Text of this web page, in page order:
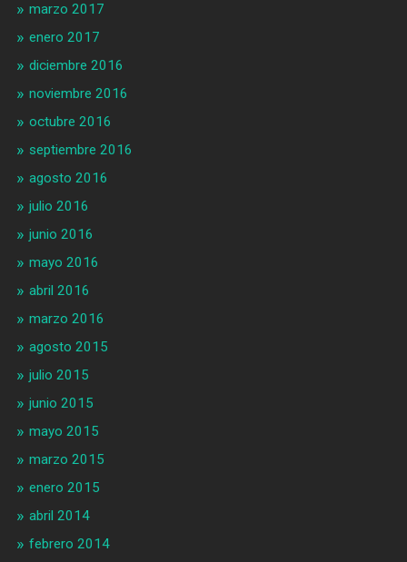
marzo 2017
enero 2017
diciembre 2016
noviembre 2016
octubre 2016
septiembre 2016
agosto 2016
julio 2016
junio 2016
mayo 2016
abril 2016
marzo 2016
agosto 2015
julio 2015
junio 2015
mayo 2015
marzo 2015
enero 2015
abril 2014
febrero 2014